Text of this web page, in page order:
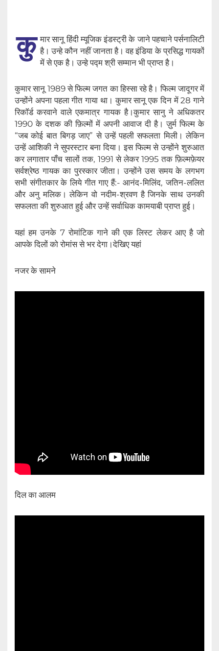
कु मार सानू हिंदी म्यूजिक इंडस्ट्री के जाने पहचाने पर्सनालिटी
है। उन्हे कौन नहीं जानता है। वह इंडिया के प्रसिद्ध गायकों
में से एक है। उन्हे पद्म श्री सम्मान भी प्राप्त है।
कुमार सानू 1989 से फिल्म जगत का हिस्सा रहे है। फिल्म जादूगर में
उन्होंने अपना पहला गीत गाया था। कुमार सानू एक दिन में 28 गाने
रिकॉर्ड करवाने वाले एकमात्र गायक है।कुमार सानु ने अधिकतर
1990 के दशक की फ़िल्मों में अपनी आवाज दी है। ज़ुर्म फिल्म के
“जब कोई बात बिगड़ जाए” से उन्हें पहली सफलता मिली। लेकिन
उन्हें आशिकी ने सुपरस्टार बना दिया। इस फिल्म से उन्होंने शुरुआत
कर लगातार पाँच सालों तक, 1991 से लेकर 1995 तक फ़िल्मफ़ेयर
सर्वश्रेष्ठ गायक का पुरस्कार जीता। उन्होंने उस समय के लगभग
सभी संगीतकार के लिये गीत गाए हैं:- आनंद-मिलिंद, जतिन-ललित
और अनु मलिक। लेकिन वो नदीम-श्रवण है जिनके साथ उनकी
सफलता की शुरुआत हुई और उन्हें सर्वाधिक कामयाबी प्राप्त हुई।
यहां हम उनके 7 रोमांटिक गाने की एक लिस्ट लेकर आए है जो
आपके दिलों को रोमांस से भर देगा।देखिए यहां
नजर के सामने
दिल का आलम